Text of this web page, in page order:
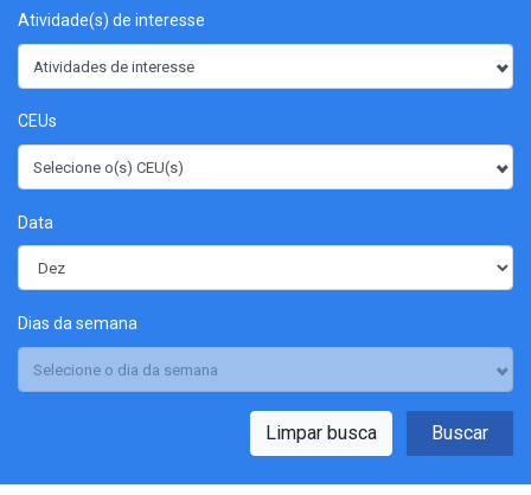
Atividade(s) de interesse
Atividades de interesse
CEUs
Selecione o(s) CEU(s)
Data
Dias da semana
Selecione o dia da semana
Limpar busca Buscar